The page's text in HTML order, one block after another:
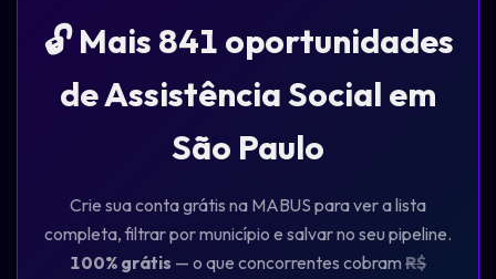
🔓 Mais 841 oportunidades
de Assistência Social em
São Paulo
Crie sua conta grátis na MABUS para ver a lista
completa, filtrar por município e salvar no seu pipeline.
100% grátis — o que concorrentes cobram R$